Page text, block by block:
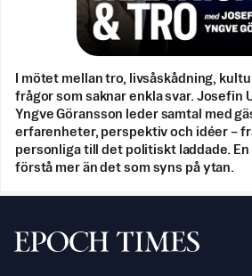
I mötet mellan tro, livsåskådning,
frågor som saknar enkla svar. Josefin
Yngve Göransson leder samtal med
erfarenheter, perspektiv och idéer –
personliga till det politiskt laddade. En
förstå mer än det som syns på ytan.
Svenska Epoch Times